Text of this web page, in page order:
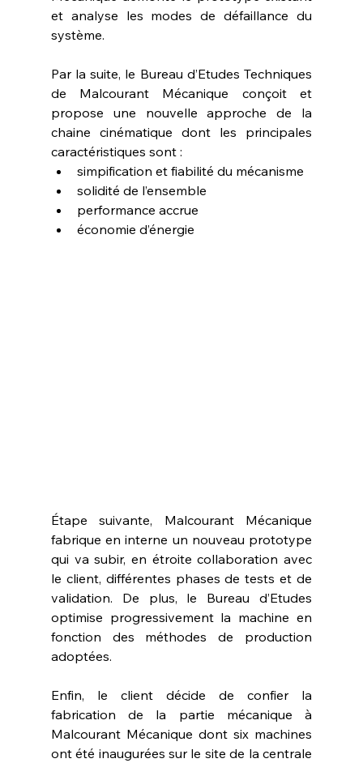
et analyse les modes de défaillance du
système.
Par la suite, le Bureau d’Etudes Techniques
de Malcourant Mécanique conçoit et
propose une nouvelle approche de la
chaine cinématique dont les principales
caractéristiques sont :
simpification et fiabilité du mécanisme
solidité de l’ensemble
performance accrue
économie d’énergie
Étape suivante, Malcourant Mécanique
fabrique en interne un nouveau prototype
qui va subir, en étroite collaboration avec
le client, différentes phases de tests et de
validation. De plus, le Bureau d’Etudes
optimise progressivement la machine en
fonction des méthodes de production
adoptées.
Enfin, le client décide de confier la
fabrication de la partie mécanique à
Malcourant Mécanique dont six machines
ont été inaugurées sur le site de la centrale